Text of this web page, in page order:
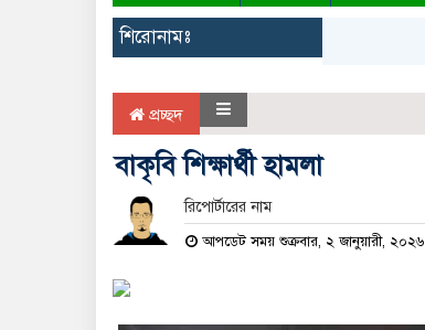
শিরোনামঃ
প্রচ্ছদ
বাকৃবি শিক্ষার্থী হামলা
রিপোর্টারের নাম
আপডেট সময় শুক্রবার, ২ জানুয়ারী, ২০২৬